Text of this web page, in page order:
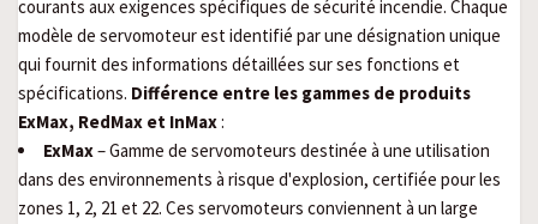
courants aux exigences spécifiques de sécurité incendie. Chaque
modèle de servomoteur est identifié par une désignation unique
qui fournit des informations détaillées sur ses fonctions et
spécifications. Différence entre les gammes de produits
ExMax, RedMax et InMax:
ExMax– Gamme de servomoteurs destinée à une utilisation
dans des environnements à risque d'explosion, certifiée pour les
zones 1, 2, 21 et 22. Ces servomoteurs conviennent à un large